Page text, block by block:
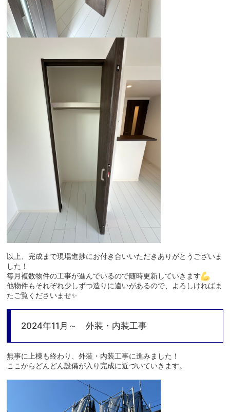
以上、完成まで現場進捗にお付き合いいただきありがとうございま
した！
毎月複数物件の工事が進んでいるので随時更新していきます
他物件もそれぞれ少しずつ造りに違いがあるので、よろしければま
たご覧くださいませ✨
2024年11月～ 外装・内装工事
無事に上棟も終わり、外装・内装工事に進みました！
ここからどんどん設備が入り完成に近づいていきます。